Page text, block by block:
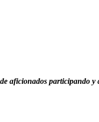
aficionados participando y